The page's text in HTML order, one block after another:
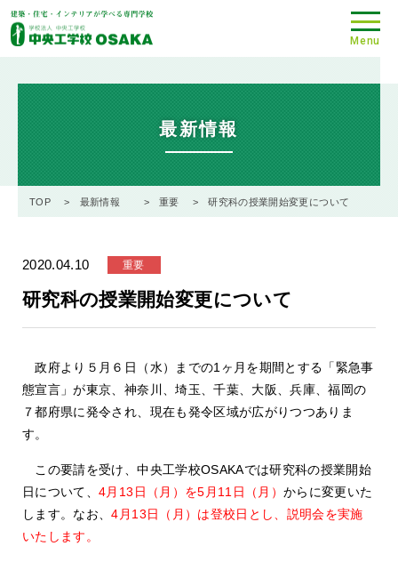
最新情報
TOP 最新情報 重要 研究科の授業開始変更について
2020.04.10 重要
研究科の授業開始変更について
政府より５月６日（水）までの1ヶ月を期間とする「緊急事
態宣言」が東京、神奈川、埼玉、千葉、大阪、兵庫、福岡の
７都府県に発令され、現在も発令区域が広がりつつありま
す。
この要請を受け、中央工学校OSAKAでは研究科の授業開始
日について、4月13日（月）を5月11日（月）からに変更いた
します。なお、4月13日（月）は登校日とし、説明会を実施
いたします。
Menu